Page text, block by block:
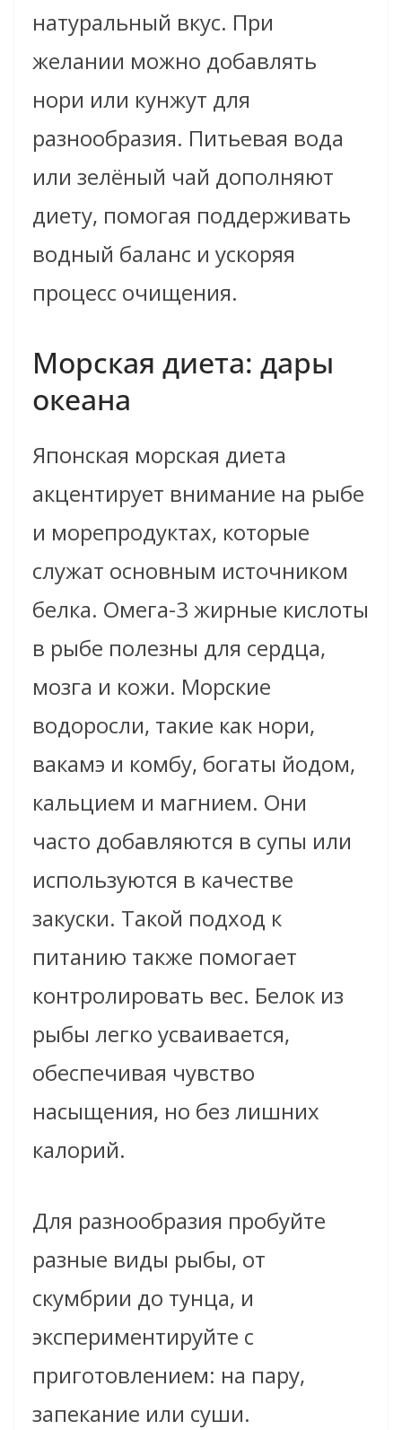
натуральный вкус. При
желании можно добавлять
нори или кунжут для
разнообразия. Питьевая вода
или зелёный чай дополняют
диету, помогая поддерживать
водный баланс и ускоряя
процесс очищения.
Морская диета: дары
океана
Японская морская диета
акцентирует внимание на рыбе
и морепродуктах, которые
служат основным источником
белка. Омега-3 жирные кислоты
в рыбе полезны для сердца,
мозга и кожи. Морские
водоросли, такие как нори,
вакамэ и комбу, богаты йодом,
кальцием и магнием. Они
часто добавляются в супы или
используются в качестве
закуски. Такой подход к
питанию также помогает
контролировать вес. Белок из
рыбы легко усваивается,
обеспечивая чувство
насыщения, но без лишних
калорий.
Для разнообразия пробуйте
разные виды рыбы, от
скумбрии до тунца, и
экспериментируйте с
приготовлением: на пару,
запекание или суши.